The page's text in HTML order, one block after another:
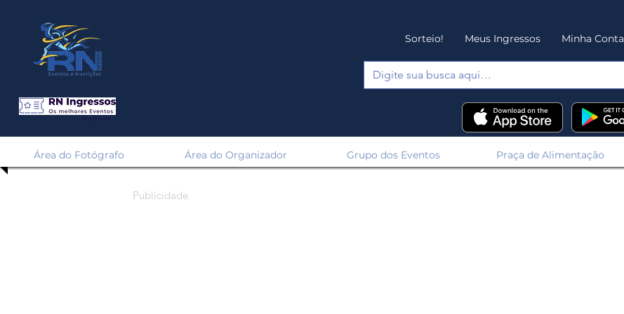
Em Breve!
Sorteio! Meus Ingressos Minha Conta
Área do Fotógrafo Área do Organizador Grupo dos Eventos Praça de Alimentação
Publicidade